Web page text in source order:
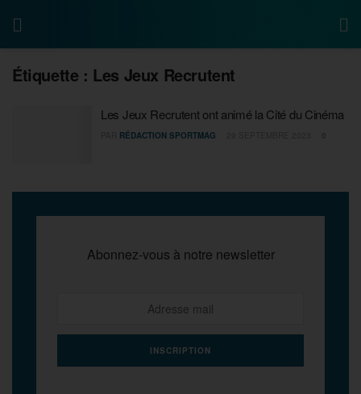
Étiquette : Les Jeux Recrutent
Les Jeux Recrutent ont animé la Cité du Cinéma
RÉDACTION SPORTMAG
Abonnez-vous à notre newsletter